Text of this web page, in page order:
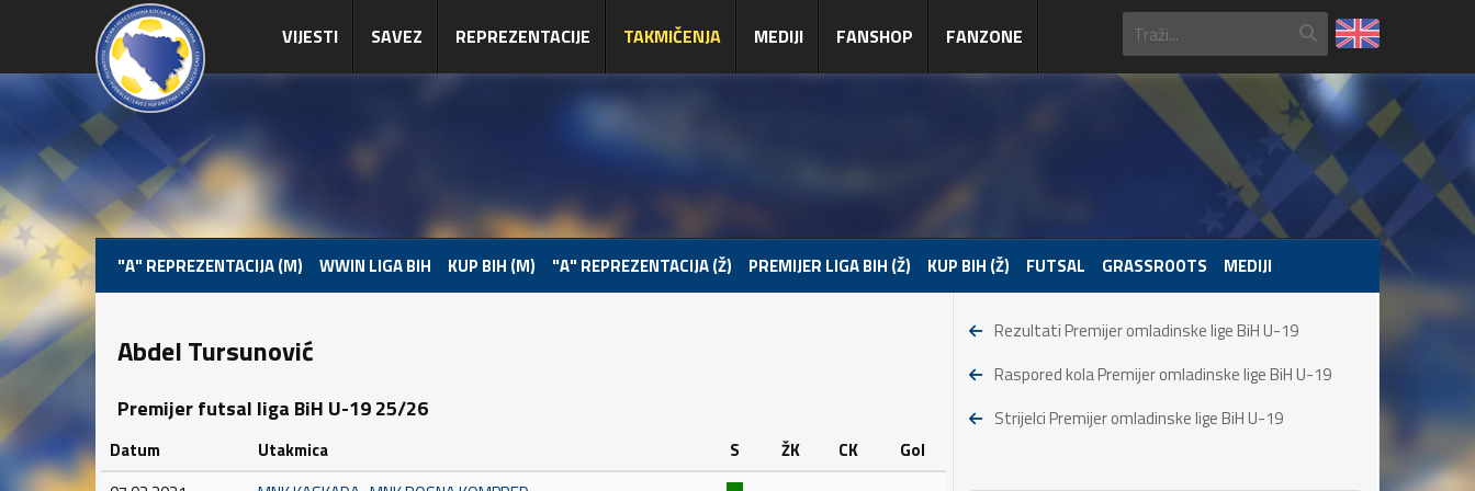
VIJESTI SAVEZ REPREZENTACIJE TAKMIČENJA MEDIJI FANSHOP FANZONE
"A" REPREZENTACIJA (M) WWIN LIGA BIH KUP BIH (M) "A" REPREZENTACIJA (Ž) PREMIJER LIGA BIH (Ž) KUP BIH (Ž) FUTSAL GRASSROOTS MEDIJI
Abdel Tursunović
Premijer futsal liga BiH U-19 25/26
Datum Utakmica S ŽK CK
Gol
Rezultati Premijer omladinske lige BiH U-19
Raspored kola Premijer omladinske lige BiH U-19
Strijelci Premijer omladinske lige BiH U-19